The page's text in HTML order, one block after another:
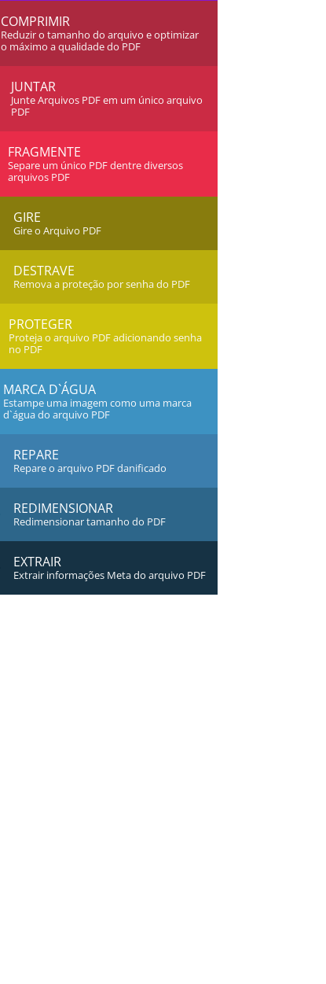
COMPRIMIR
Reduzir o tamanho do arquivo e optimizar
o máximo a qualidade do PDF
JUNTAR
Junte Arquivos PDF em um único arquivo
PDF
FRAGMENTE
Separe um único PDF dentre diversos
arquivos PDF
GIRE
Gire o Arquivo PDF
DESTRAVE
Remova a proteção por senha do PDF
PROTEGER
Proteja o arquivo PDF adicionando senha
no PDF
MARCA D`ÁGUA
Estampe uma imagem como uma marca
d`água do arquivo PDF
REPARE
Repare o arquivo PDF danificado
REDIMENSIONAR
Redimensionar tamanho do PDF
EXTRAIR
Extrair informações Meta do arquivo PDF